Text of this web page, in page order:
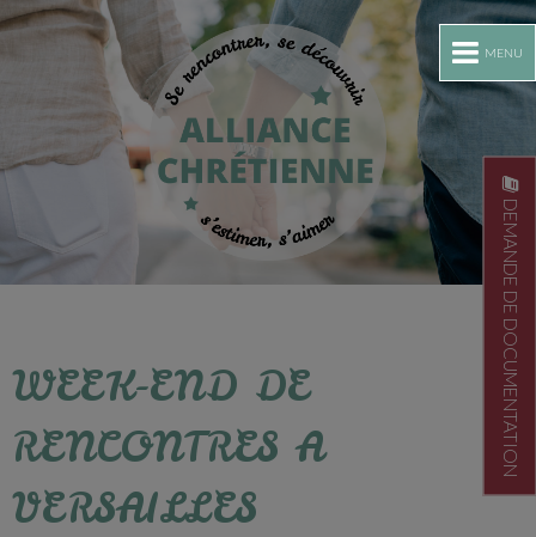
MENU
DEMANDE DE DOCUMENTATION
WEEK-END DE
RENCONTRES A
VERSAILLES